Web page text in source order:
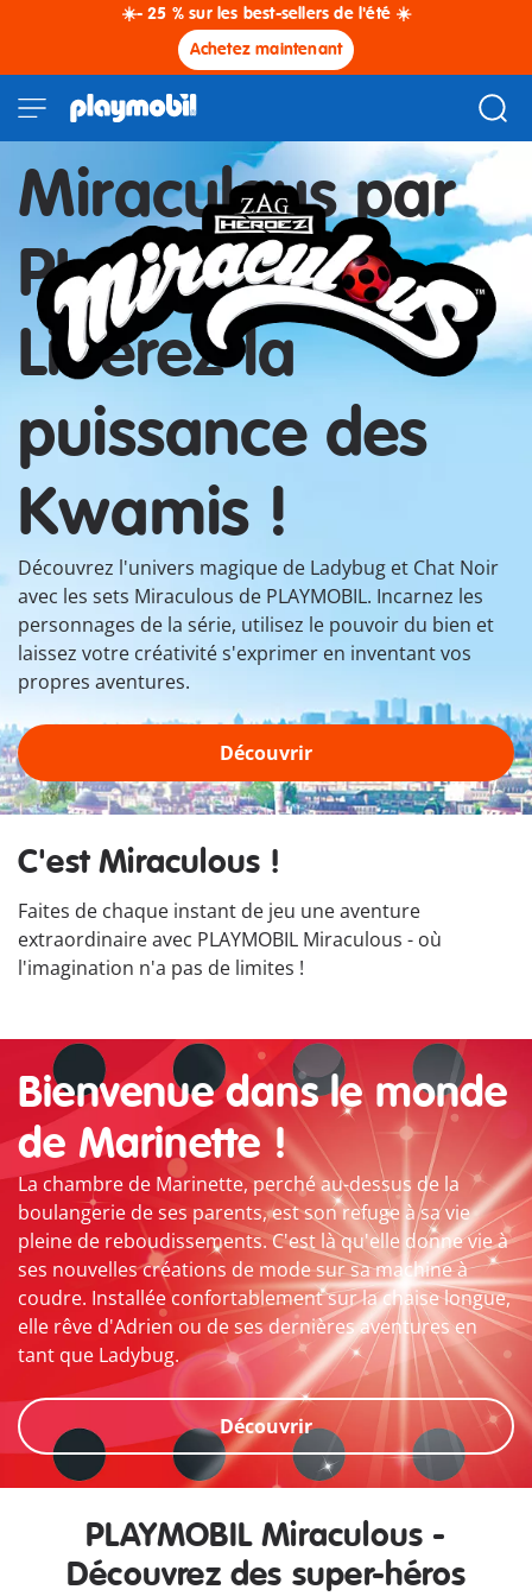
☀️- 25 % sur les best-sellers de l'été ☀️
Achetez maintenant
Miraculous par
PLAYMOBIL :
Libérez la
puissance des
Kwamis !
Découvrez l'univers magique de Ladybug et Chat Noir
avec les sets Miraculous de PLAYMOBIL. Incarnez les
personnages de la série, utilisez le pouvoir du bien et
laissez votre créativité s'exprimer en inventant vos
propres aventures.
Découvrir
C'est Miraculous !
Faites de chaque instant de jeu une aventure
extraordinaire avec PLAYMOBIL Miraculous - où
l'imagination n'a pas de limites !
Bienvenue dans le monde
de Marinette !
La chambre de Marinette, perché au-dessus de la
boulangerie de ses parents, est son refuge à sa vie
pleine de reboudissements. C'est là qu'elle donne vie à
ses nouvelles créations de mode sur sa machine à
coudre. Installée confortablement sur la chaise longue,
elle rêve d'Adrien ou de ses dernières aventures en
tant que Ladybug.
Découvrir
PLAYMOBIL Miraculous -
Découvrez des super-héros